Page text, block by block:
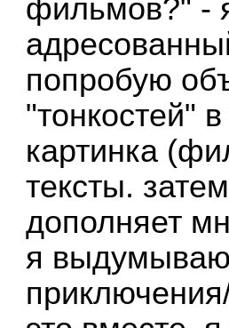
фильмов?" -
попробую
"тонкостей"
картинка
тексты.
дополняет
я выдумываю